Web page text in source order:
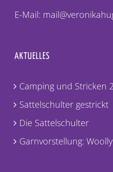
E-Mail:
AKTUELLES
Camping und Stricken
Sattelschulter gestrickt
Die Sattelschulter
Garnvorstellung: